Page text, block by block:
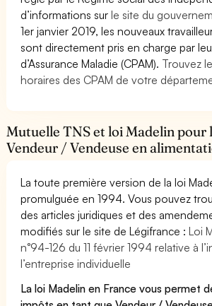
d’informations surle site du
1er janvier 2019, les nouveaux
sont directement pris en charge par
d’Assurance Maladie (CPAM). Trouvez
horaires des CPAM de votre
Mutuelle TNS et loi Madelin pour
Vendeur / Vendeuse en
La toute première version de la loi
promulguée en 1994. Vous pouvez
des articles juridiques et des
modifiés sur le site de Légifrance :Loi
n°94-126 du 11 février 1994 relative à
l’entreprise individuelle
La loi Madelin en France vous permet